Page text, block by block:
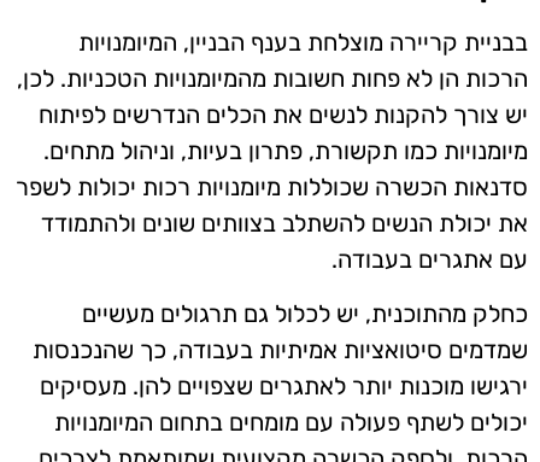
בבניית קריירה מוצלחת בענף הבניין, המיומנויות
הרכות הן לא פחות חשובות מהמיומנויות הטכניות. לכן,
יש צורך להקנות לנשים את הכלים הנדרשים לפיתוח
מיומנויות כמו תקשורת, פתרון בעיות, וניהול מתחים.
סדנאות הכשרה שכוללות מיומנויות רכות יכולות לשפר
את יכולת הנשים להשתלב בצוותים שונים ולהתמודד
עם אתגרים בעבודה.
כחלק מהתוכנית, יש לכלול גם תרגולים מעשיים
שמדמים סיטואציות אמיתיות בעבודה, כך שהנכנסות
ירגישו מוכנות יותר לאתגרים שצפויים להן. מעסיקים
יכולים לשתף פעולה עם מומחים בתחום המיומנויות